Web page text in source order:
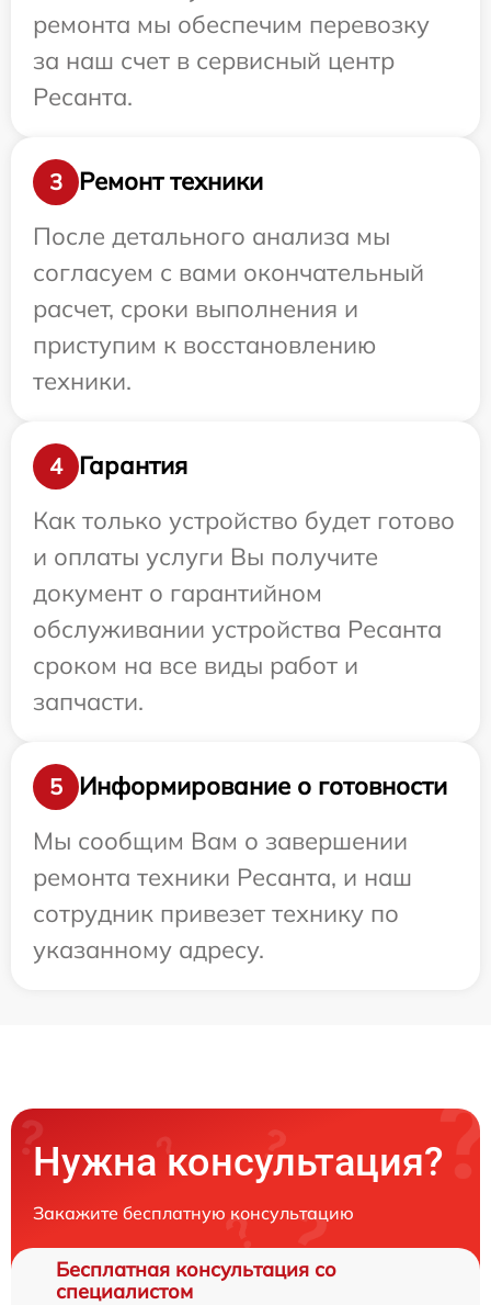
ремонта мы обеспечим перевозку
за наш счет в сервисный центр
Ресанта.
3
Ремонт техники
После детального анализа мы
согласуем с вами окончательный
расчет, сроки выполнения и
приступим к восстановлению
техники.
4
Гарантия
Как только устройство будет готово
и оплаты услуги Вы получите
документ о гарантийном
обслуживании устройства Ресанта
сроком на все виды работ и
запчасти.
5
Информирование о готовности
Мы сообщим Вам о завершении
ремонта техники Ресанта, и наш
сотрудник привезет технику по
указанному адресу.
Нужна консультация?
Закажите бесплатную консультацию
Бесплатная консультация со
специалистом